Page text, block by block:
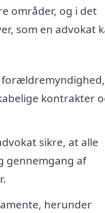
områder, og i det
som en advokat
forældremyndighed,
kontrakter
sikre, at alle
gennemgang af
herunder